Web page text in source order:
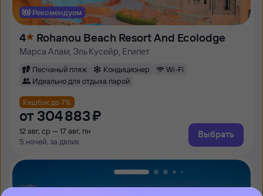
Рекомендуем
4 Rohanou Beach Resort And Ecolodge
Марса Алам, Эль Кусейр, Египет
Песчаный пляж Кондиционер
Wi-Fi
Идеально для отдыха парой
Кешбэк до 7%
от 304 ⁠883 ⁠₽
12 авг, ср — 17 авг, пн
5 ночей, за двоих
Выбрать